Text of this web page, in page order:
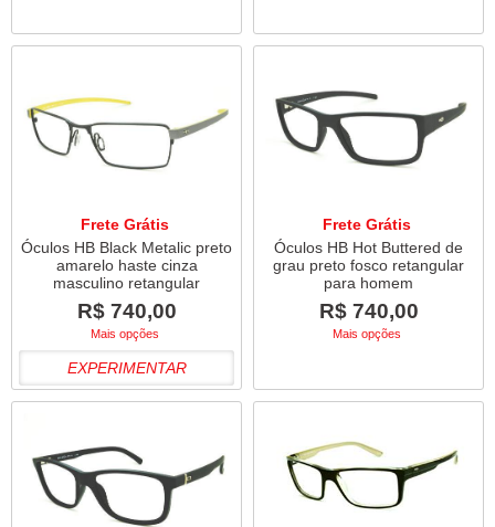
Frete Grátis
Óculos HB Black Metalic preto
amarelo haste cinza
masculino retangular
R$ 740,00
Mais opções
EXPERIMENTAR
Frete Grátis
Óculos HB Hot Buttered de
grau preto fosco retangular
para homem
R$ 740,00
Mais opções